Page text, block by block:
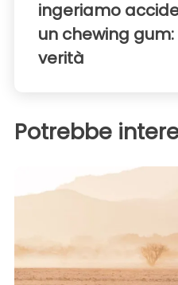
ingeriamo
un chewing
verità
Potrebbe